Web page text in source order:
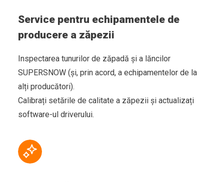
Service pentru echipamentele de
producere a zăpezii
Inspectarea tunurilor de zăpadă și a lăncilor
SUPERSNOW (și, prin acord, a echipamentelor de la
alți producători).
Calibrați setările de calitate a zăpezii și actualizați
software-ul driverului.